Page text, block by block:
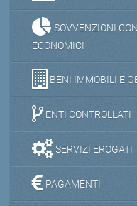
SOVVENZIONI
ECONOMICI
BENI IMMOBILI E
ENTI CONTROLLATI
SERVIZI EROGATI
PAGAMENTI